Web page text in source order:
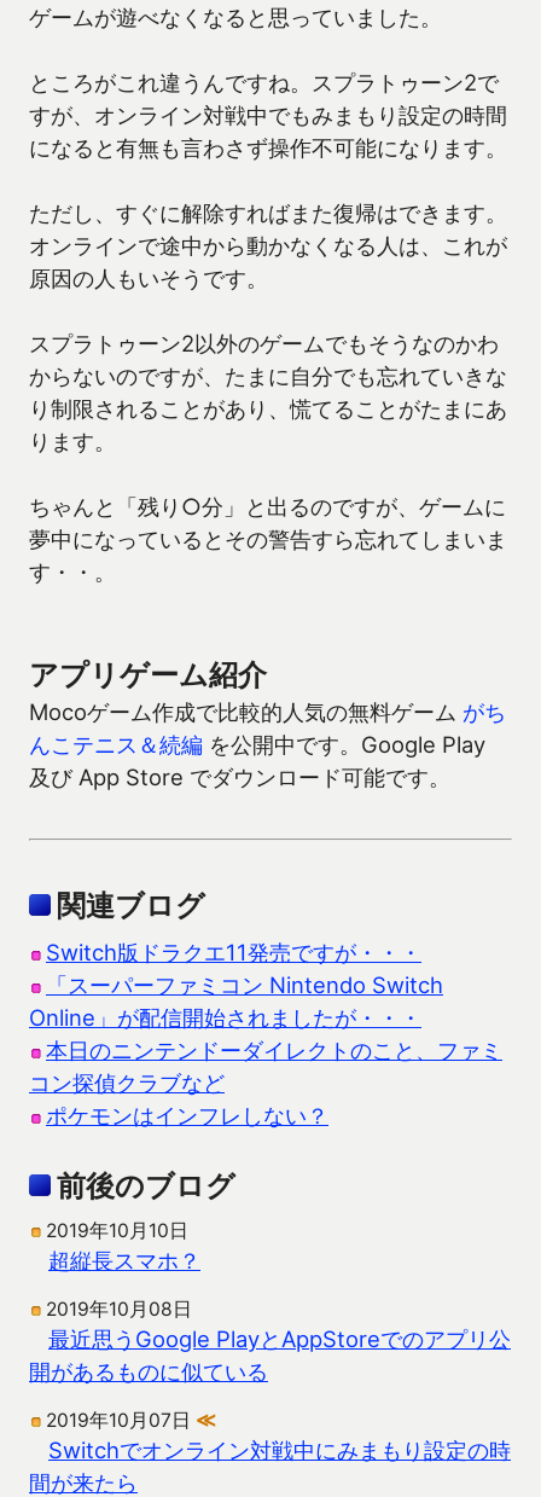
ゲームが遊べなくなると思っていました。
ところがこれ違うんですね。スプラトゥーン2で
すが、オンライン対戦中でもみまもり設定の時間
になると有無も言わさず操作不可能になります。
ただし、すぐに解除すればまた復帰はできます。
オンラインで途中から動かなくなる人は、これが
原因の人もいそうです。
スプラトゥーン2以外のゲームでもそうなのかわ
からないのですが、たまに自分でも忘れていきな
り制限されることがあり、慌てることがたまにあ
ります。
ちゃんと「残り○分」と出るのですが、ゲームに
夢中になっているとその警告すら忘れてしまいま
す・・。
アプリゲーム紹介
Mocoゲーム作成で比較的人気の無料ゲーム がち
んこテニス＆続編 を公開中です。Google Play
及び App Store でダウンロード可能です。
関連ブログ
Switch版ドラクエ11発売ですが・・・
「スーパーファミコン Nintendo Switch
Online」が配信開始されましたが・・・
本日のニンテンドーダイレクトのこと、ファミ
コン探偵クラブなど
ポケモンはインフレしない？
前後のブログ
2019年10月10日
超縦長スマホ？
2019年10月08日
最近思うGoogle PlayとAppStoreでのアプリ公
開があるものに似ている
2019年10月07日 ≪
Switchでオンライン対戦中にみまもり設定の時
間が来たら